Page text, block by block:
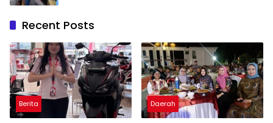
Recent Posts
Berita Daerah